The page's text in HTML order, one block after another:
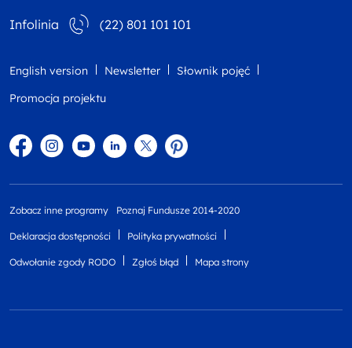
Infolinia (22) 801 101 101
English version Newsletter
Słownik pojęć
Promocja projektu
FacebookInstagram
YouTubeLinkedintwitterPinterest
Zobacz inne programy Poznaj Fundusze 2014-2020
Deklaracja dostępności Polityka prywatności
Odwołanie zgody RODO Zgłoś błąd Mapa strony